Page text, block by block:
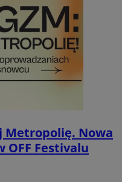
Metropolię. Nowa
Festivalu